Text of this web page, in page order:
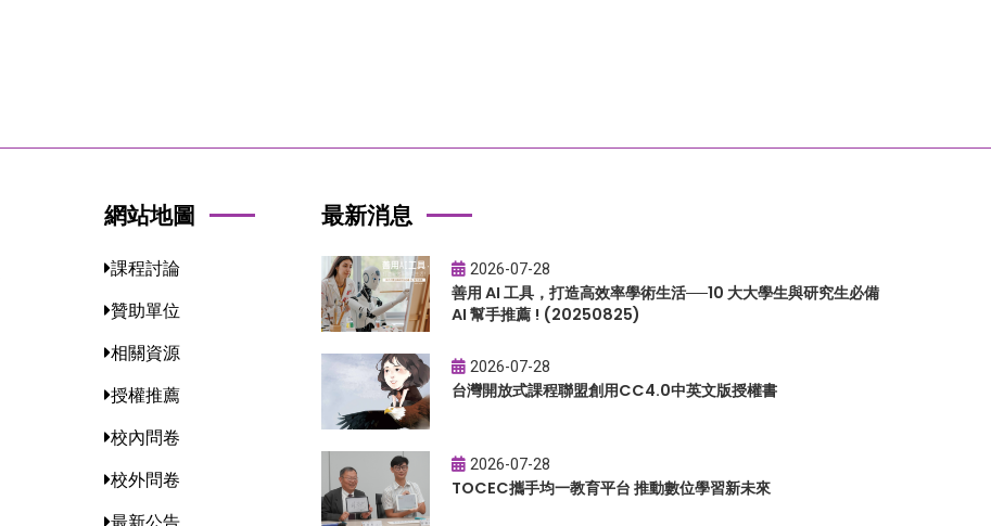
網站地圖
課程討論
贊助單位
相關資源
授權推薦
校內問卷
校外問卷
最新消息
2026-07-28
善用 AI 工具，打造高效率學術生活──10 大大學生與研究生必備
AI 幫手推薦 ! (20250825)
2026-07-28
台灣開放式課程聯盟創用CC4.0中英文版授權書
2026-07-28
TOCEC攜手均一教育平台 推動數位學習新未來